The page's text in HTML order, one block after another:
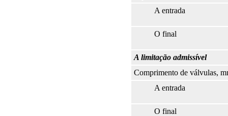
A entrada
O final
A limitação admissível
Comprimento de válvulas,
A entrada
O final